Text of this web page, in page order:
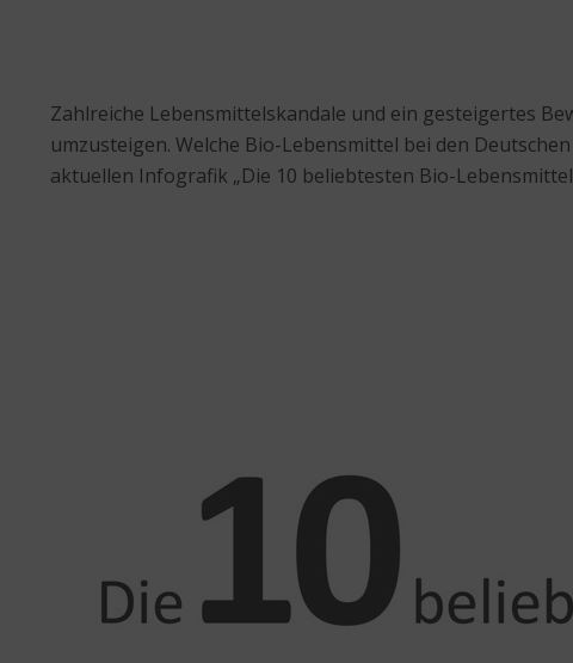
Zahlreiche Lebensmittelskandale und ein gesteigertes
umzusteigen. Welche Bio-Lebensmittel bei den
aktuellen Infografik „Die 10 beliebtesten Bio-